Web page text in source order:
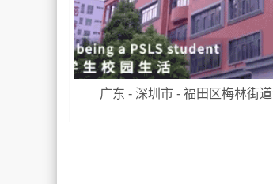
广东 - 深圳市 - 福田区梅林街